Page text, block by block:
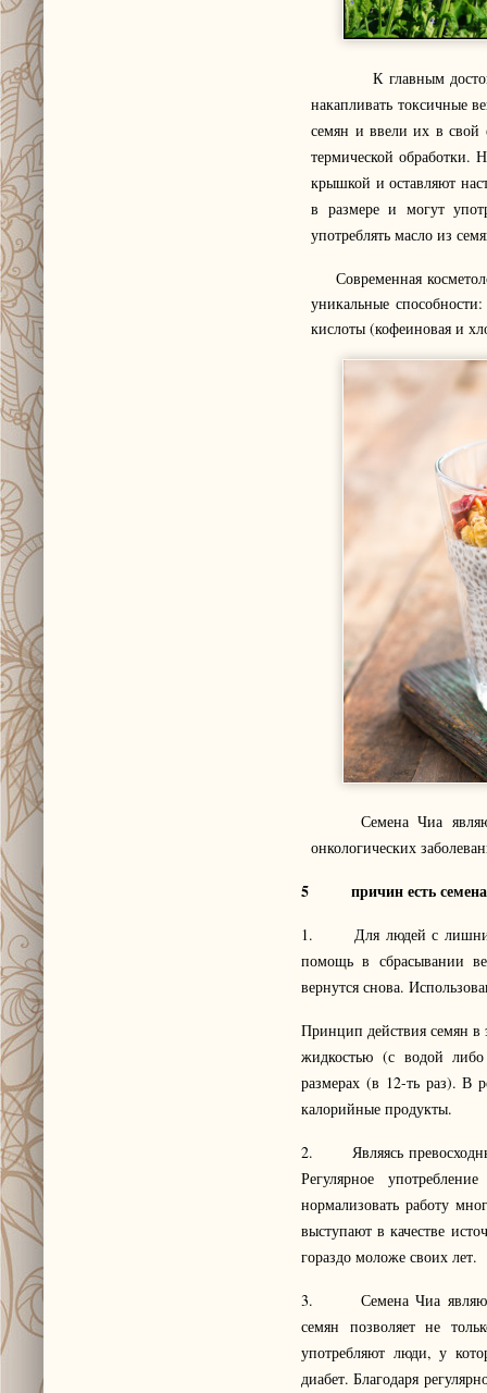
К главным
накапливать токсичные
семян и ввели их в свой
термической обработки.
крышкой и оставляют
в размере и могут
употреблять масло из
Современная
уникальные
кислоты (кофеиновая и
Семена Чиа
онкологических
5 причин есть
1. Для людей с лишним
помощь в сбрасывании
вернутся снова.
Принцип действия семян в
жидкостью (с водой
размерах (в 12-ть раз). В
калорийные продукты.
2. Являясь
Регулярное
нормализовать работу
выступают в качестве
гораздо моложе своих лет.
3. Семена Чиа являются
семян позволяет не
употребляют люди, у
диабет. Благодаря